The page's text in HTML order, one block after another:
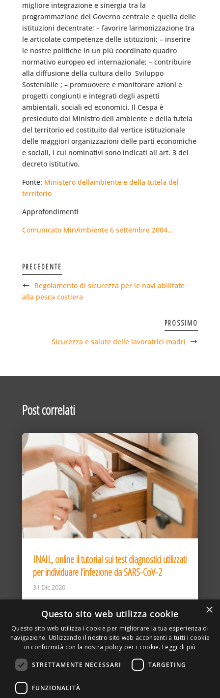
migliore integrazione e sinergia tra la
programmazione del Governo centrale e quella delle
istituzioni decentrate; – favorire larmonizzazione tra
le articolate competenze delle istituzioni; – inserire
le nostre politiche in un più coordinato quadro
normativo europeo ed internazionale; – contribuire
alla diffusione della cultura dello  Sviluppo
Sostenibile ; – promuovere e monitorare azioni e
progetti congiunti e integrati degli aspetti
ambientali, sociali ed economici. Il Cespa è
presieduto dal Ministro dell ambiente e della tutela
del territorio ed costituito dal vertice istituzionale
delle maggiori organizzazioni delle parti economiche
e sociali, i cui nominativi sono indicati all art. 3 del
decreto istitutivo.
Fonte: Ministero dellambiente e della tutela del
territorio
Approfondimenti
Comunicato MinAmbiente 6 settembre 2004…
PRECEDENTE
Regolamento di sicurezza per le navi abilitate
alla pesca costiera
PROSSIMO
Sicurezza e salute delle lavoratrici madri
Post correlati
INAIL, online il tutorial sui test diagnostici utilizzati
per individuare l’infezione da SARS-CoV-2
31 Dic 2020
DELLA TORRE, 15 – 20127 – MILANO – P. IVA
×
Questo sito web utilizza cookie
Questo sito web utilizza i cookie per migliorare la tua esperienza di
navigazione. Utilizzando il nostro sito web acconsenti a tutti i cookie
in conformità con la nostra policy per i cookie. Leggi di più
STRETTAMENTE NECESSARI TARGETING
FUNZIONALITÀ